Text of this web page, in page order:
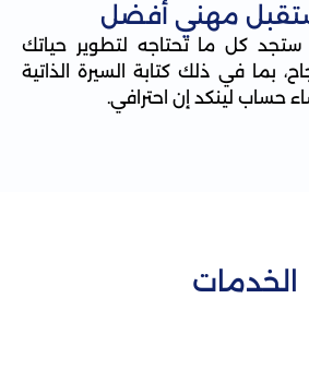
مهني أفضل
كل ما تحتاجه لتطوير حياتك
بما في ذلك كتابة السيرة الذاتية
حساب لينكد إن احترافي.
الخدمات